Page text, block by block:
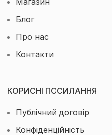
Блог
Про нас
Контакти
КОРИСНІ ПОСИЛАННЯ
Публічний договір
Конфіденційність